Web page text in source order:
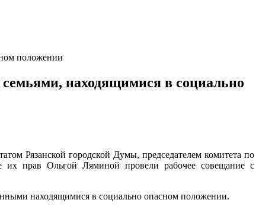
положении
находящимися в социально
Рязанской городской Думы, председателем комитета по
их прав Ольгой Ляминой провели рабочее совещание с
находящимися в социально опасном положении.